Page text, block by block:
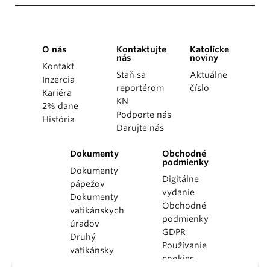
O nás
Kontakt
Inzercia
Kariéra
2% dane
História
Kontaktujte
nás
Staň sa
reportérom
KN
Podporte nás
Darujte nás
Katolícke
noviny
Aktuálne
číslo
Dokumenty
Dokumenty
pápežov
Dokumenty
vatikánskych
úradov
Druhý
vatikánsky
Obchodné
podmienky
Digitálne
vydanie
Obchodné
podmienky
GDPR
Používanie
cookies